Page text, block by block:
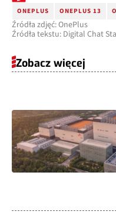
ONEPLUS ONEPLUS 13
Źródła zdjęć: OnePlus
Źródła tekstu: Digital Chat
Zobacz więcej